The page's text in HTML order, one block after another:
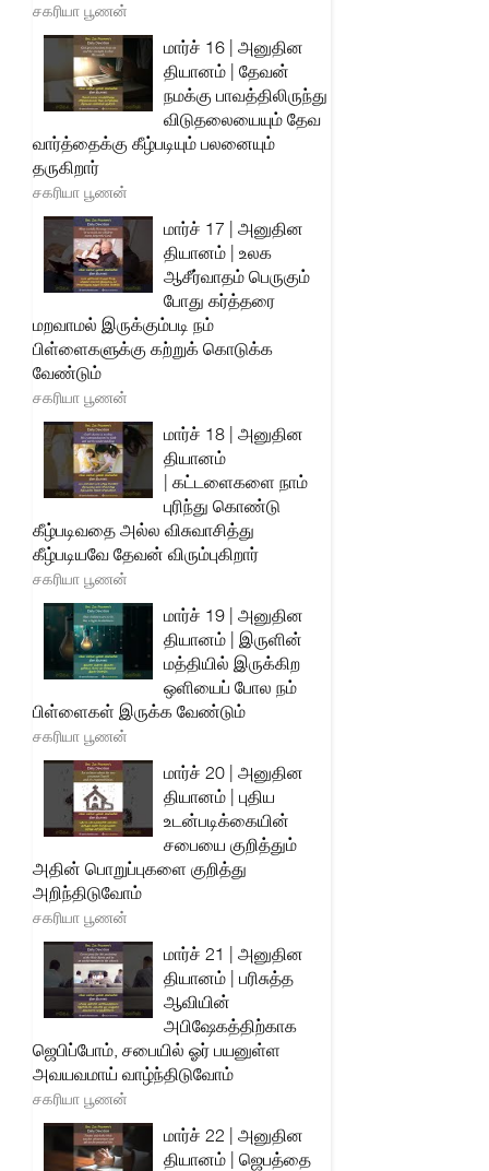
சகரியா பூணன்
மார்ச் 16 | அனுதின
தியானம் | தேவன்
நமக்கு பாவத்திலிருந்து
விடுதலையையும் தேவ
வார்த்தைக்கு கீழ்படியும் பலனையும்
தருகிறார்
சகரியா பூணன்
மார்ச் 17 | அனுதின
தியானம் | உலக
ஆசீர்வாதம் பெருகும்
போது கர்த்தரை
மறவாமல் இருக்கும்படி நம்
பிள்ளைகளுக்கு கற்றுக் கொடுக்க
வேண்டும்
சகரியா பூணன்
மார்ச் 18 | அனுதின
தியானம்
| கட்டளைகளை நாம்
புரிந்து கொண்டு
கீழ்படிவதை அல்ல விசுவாசித்து
கீழ்படியவே தேவன் விரும்புகிறார்
சகரியா பூணன்
மார்ச் 19 | அனுதின
தியானம் | இருளின்
மத்தியில் இருக்கிற
ஒளியைப் போல நம்
பிள்ளைகள் இருக்க வேண்டும்
சகரியா பூணன்
மார்ச் 20 | அனுதின
தியானம் | புதிய
உடன்படிக்கையின்
சபையை குறித்தும்
அதின் பொறுப்புகளை குறித்து
அறிந்திடுவோம்
சகரியா பூணன்
மார்ச் 21 | அனுதின
தியானம் | பரிசுத்த
ஆவியின்
அபிஷேகத்திற்காக
ஜெபிப்போம், சபையில் ஓர் பயனுள்ள
அவயவமாய் வாழ்ந்திடுவோம்
சகரியா பூணன்
மார்ச் 22 | அனுதின
தியானம் | ஜெபத்தை